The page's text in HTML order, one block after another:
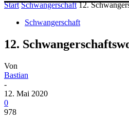
Start Schwangerschaft 12.
Schwangerschaft
12.
Von
Bastian
-
12. Mai 2020
0
978